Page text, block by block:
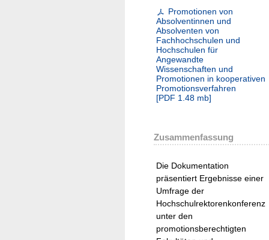
Promotionen von
Absolventinnen und
Absolventen von
Fachhochschulen und
Hochschulen für
Angewandte
Wissenschaften und
Promotionen in kooperativen
Promotionsverfahren
[PDF 1.48 mb]
Zusammenfassung
Die Dokumentation
präsentiert Ergebnisse einer
Umfrage der
Hochschulrektorenkonferenz
unter den
promotionsberechtigten